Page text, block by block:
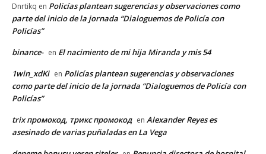
Dnrtikq en Policías plantean sugerencias y observaciones como
parte del inicio de la jornada “Dialoguemos de Policía con
Policías”
binance- en El nacimiento de mi hija Miranda y mis 54
1win_xdKi en Policías plantean sugerencias y observaciones
como parte del inicio de la jornada “Dialoguemos de Policía con
Policías”
trix промокод, трикс промокод en Alexander Reyes es
asesinado de varias puñaladas en La Vega